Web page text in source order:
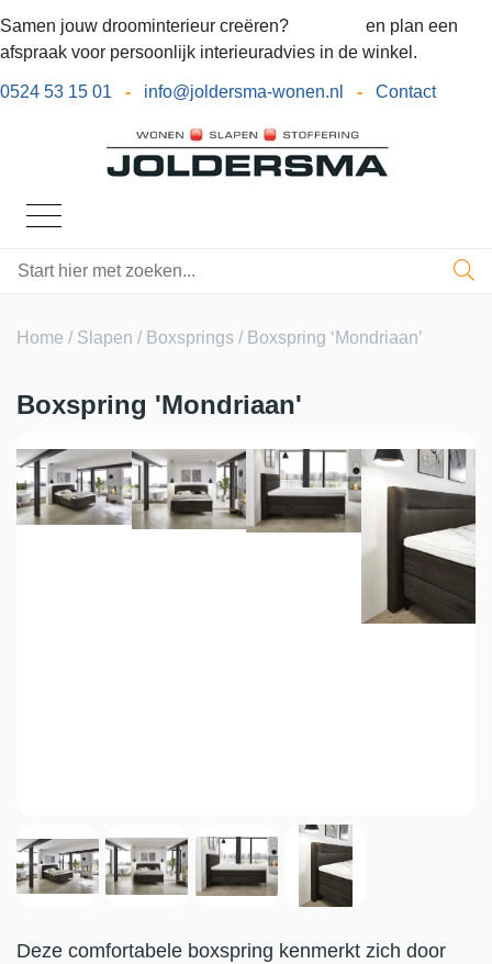
Samen jouw droominterieur creëren?
en plan een
afspraak voor persoonlijk interieuradvies in de winkel.
0524 53 15 01 - info@joldersma-wonen.nl - Contact
Home / Slapen / Boxsprings / Boxspring ‘Mondriaan’
Boxspring 'Mondriaan'
Deze comfortabele boxspring kenmerkt zich door